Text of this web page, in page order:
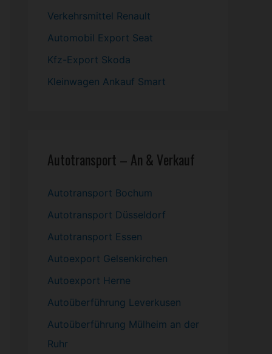
Verkehrsmittel Renault
Automobil Export Seat
Kfz-Export Skoda
Kleinwagen Ankauf Smart
Autotransport – An & Verkauf
Autotransport Bochum
Autotransport Düsseldorf
Autotransport Essen
Autoexport Gelsenkirchen
Autoexport Herne
Autoüberführung Leverkusen
Autoüberführung Mülheim an der
Ruhr